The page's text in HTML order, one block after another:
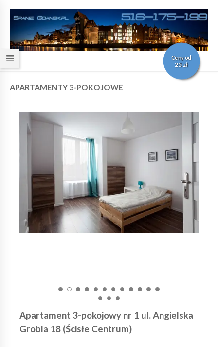
Ceny od
25 zł
APARTAMENTY 3-POKOJOWE
Apartament 3-pokojowy nr 1 ul. Angielska
Grobla 18 (Ścisłe Centrum)